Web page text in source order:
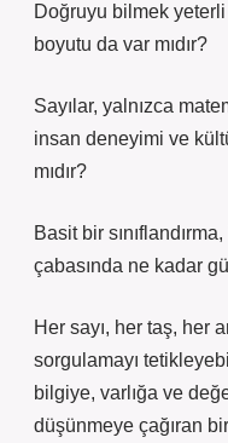
Doğruyu bilmek
boyutu da var mıdır?
Sayılar, yalnızca
insan deneyimi ve
mıdır?
Basit bir
çabasında ne kadar
Her sayı, her taş, her
sorgulamayı
bilgiye, varlığa ve
düşünmeye çağıran